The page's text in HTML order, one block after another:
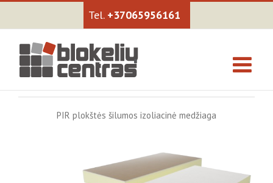
+37065956161
PIR plokštės šilumos izoliacinė medžiaga